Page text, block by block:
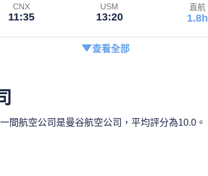
CNX
11:35
USM
13:20
直航
1.8h
查看全部
間航空公司是曼谷航空公司，平均評分為10.0。